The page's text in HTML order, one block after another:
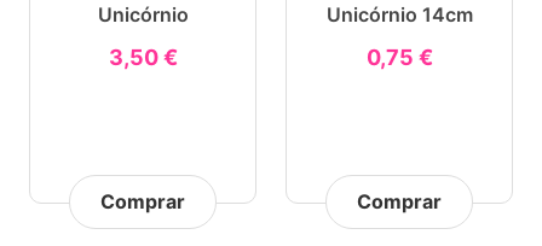
Unicórnio
3,50 €
Comprar
Unicórnio 14cm
0,75 €
Comprar